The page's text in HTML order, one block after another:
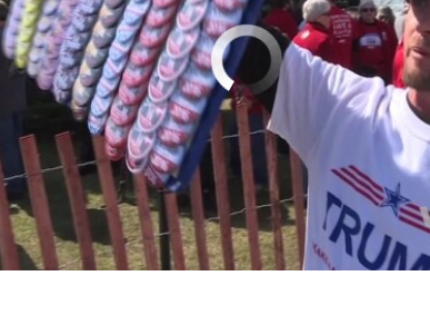
No media source currently available